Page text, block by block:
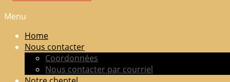
La
Maison
Du
Prince
Elevage
Menu
Home
Nous contacter
Coordonnées
Nous contacter par courriel